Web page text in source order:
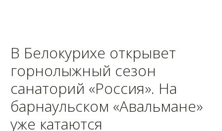
В Белокурихе открывет
горнолыжный сезон
санаторий «Россия». На
барнаульском «Авальмане»
уже катаются